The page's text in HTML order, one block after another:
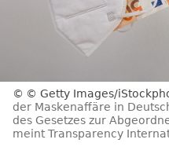
© Getty Images/
der Maskenaffäre in
des Gesetzes zur
meint Transparency